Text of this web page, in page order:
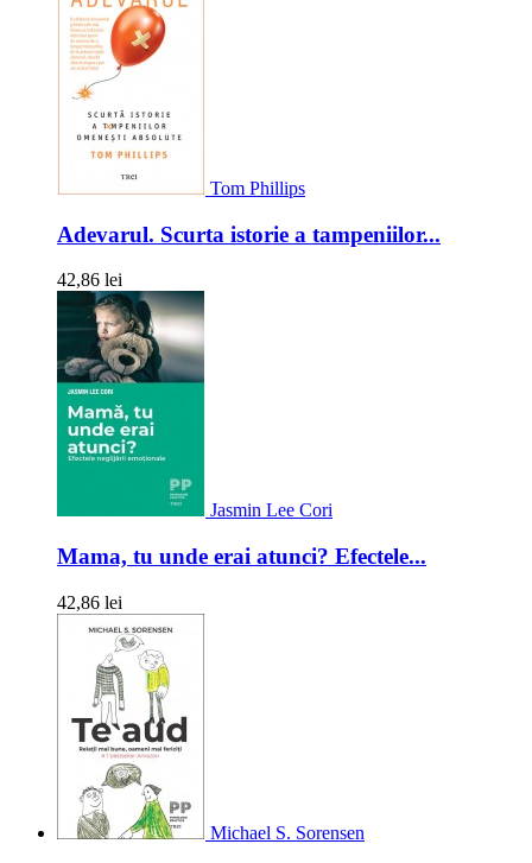
Tom Phillips
Adevarul. Scurta istorie a tampeniilor...
42,86 lei
Jasmin Lee Cori
Mama, tu unde erai atunci? Efectele...
42,86 lei
Michael S. Sorensen